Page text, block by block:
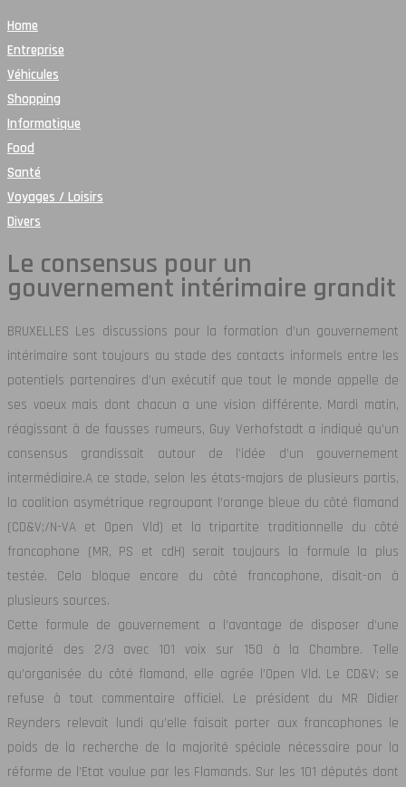
Home
Entreprise
Véhicules
Shopping
Informatique
Food
Santé
Voyages / Loisirs
Divers
Le consensus pour un
gouvernement intérimaire grandit
BRUXELLES Les discussions pour la formation d’un gouvernement
intérimaire sont toujours au stade des contacts informels entre les
potentiels partenaires d’un exécutif que tout le monde appelle de
ses voeux mais dont chacun a une vision différente. Mardi matin,
réagissant à de fausses rumeurs, Guy Verhofstadt a indiqué qu’un
consensus grandissait autour de l’idée d’un gouvernement
intermédiaire.A ce stade, selon les états-majors de plusieurs partis,
la coalition asymétrique regroupant l’orange bleue du côté flamand
(CD&V;/N-VA et Open Vld) et la tripartite traditionnelle du côté
francophone (MR, PS et cdH) serait toujours la formule la plus
testée. Cela bloque encore du côté francophone, disait-on à
plusieurs sources.
Cette formule de gouvernement a l’avantage de disposer d’une
majorité des 2/3 avec 101 voix sur 150 à la Chambre. Telle
qu’organisée du côté flamand, elle agrée l’Open Vld. Le CD&V; se
refuse à tout commentaire officiel. Le président du MR Didier
Reynders relevait lundi qu’elle faisait porter aux francophones le
poids de la recherche de la majorité spéciale nécessaire pour la
réforme de l’Etat voulue par les Flamands. Sur les 101 députés dont